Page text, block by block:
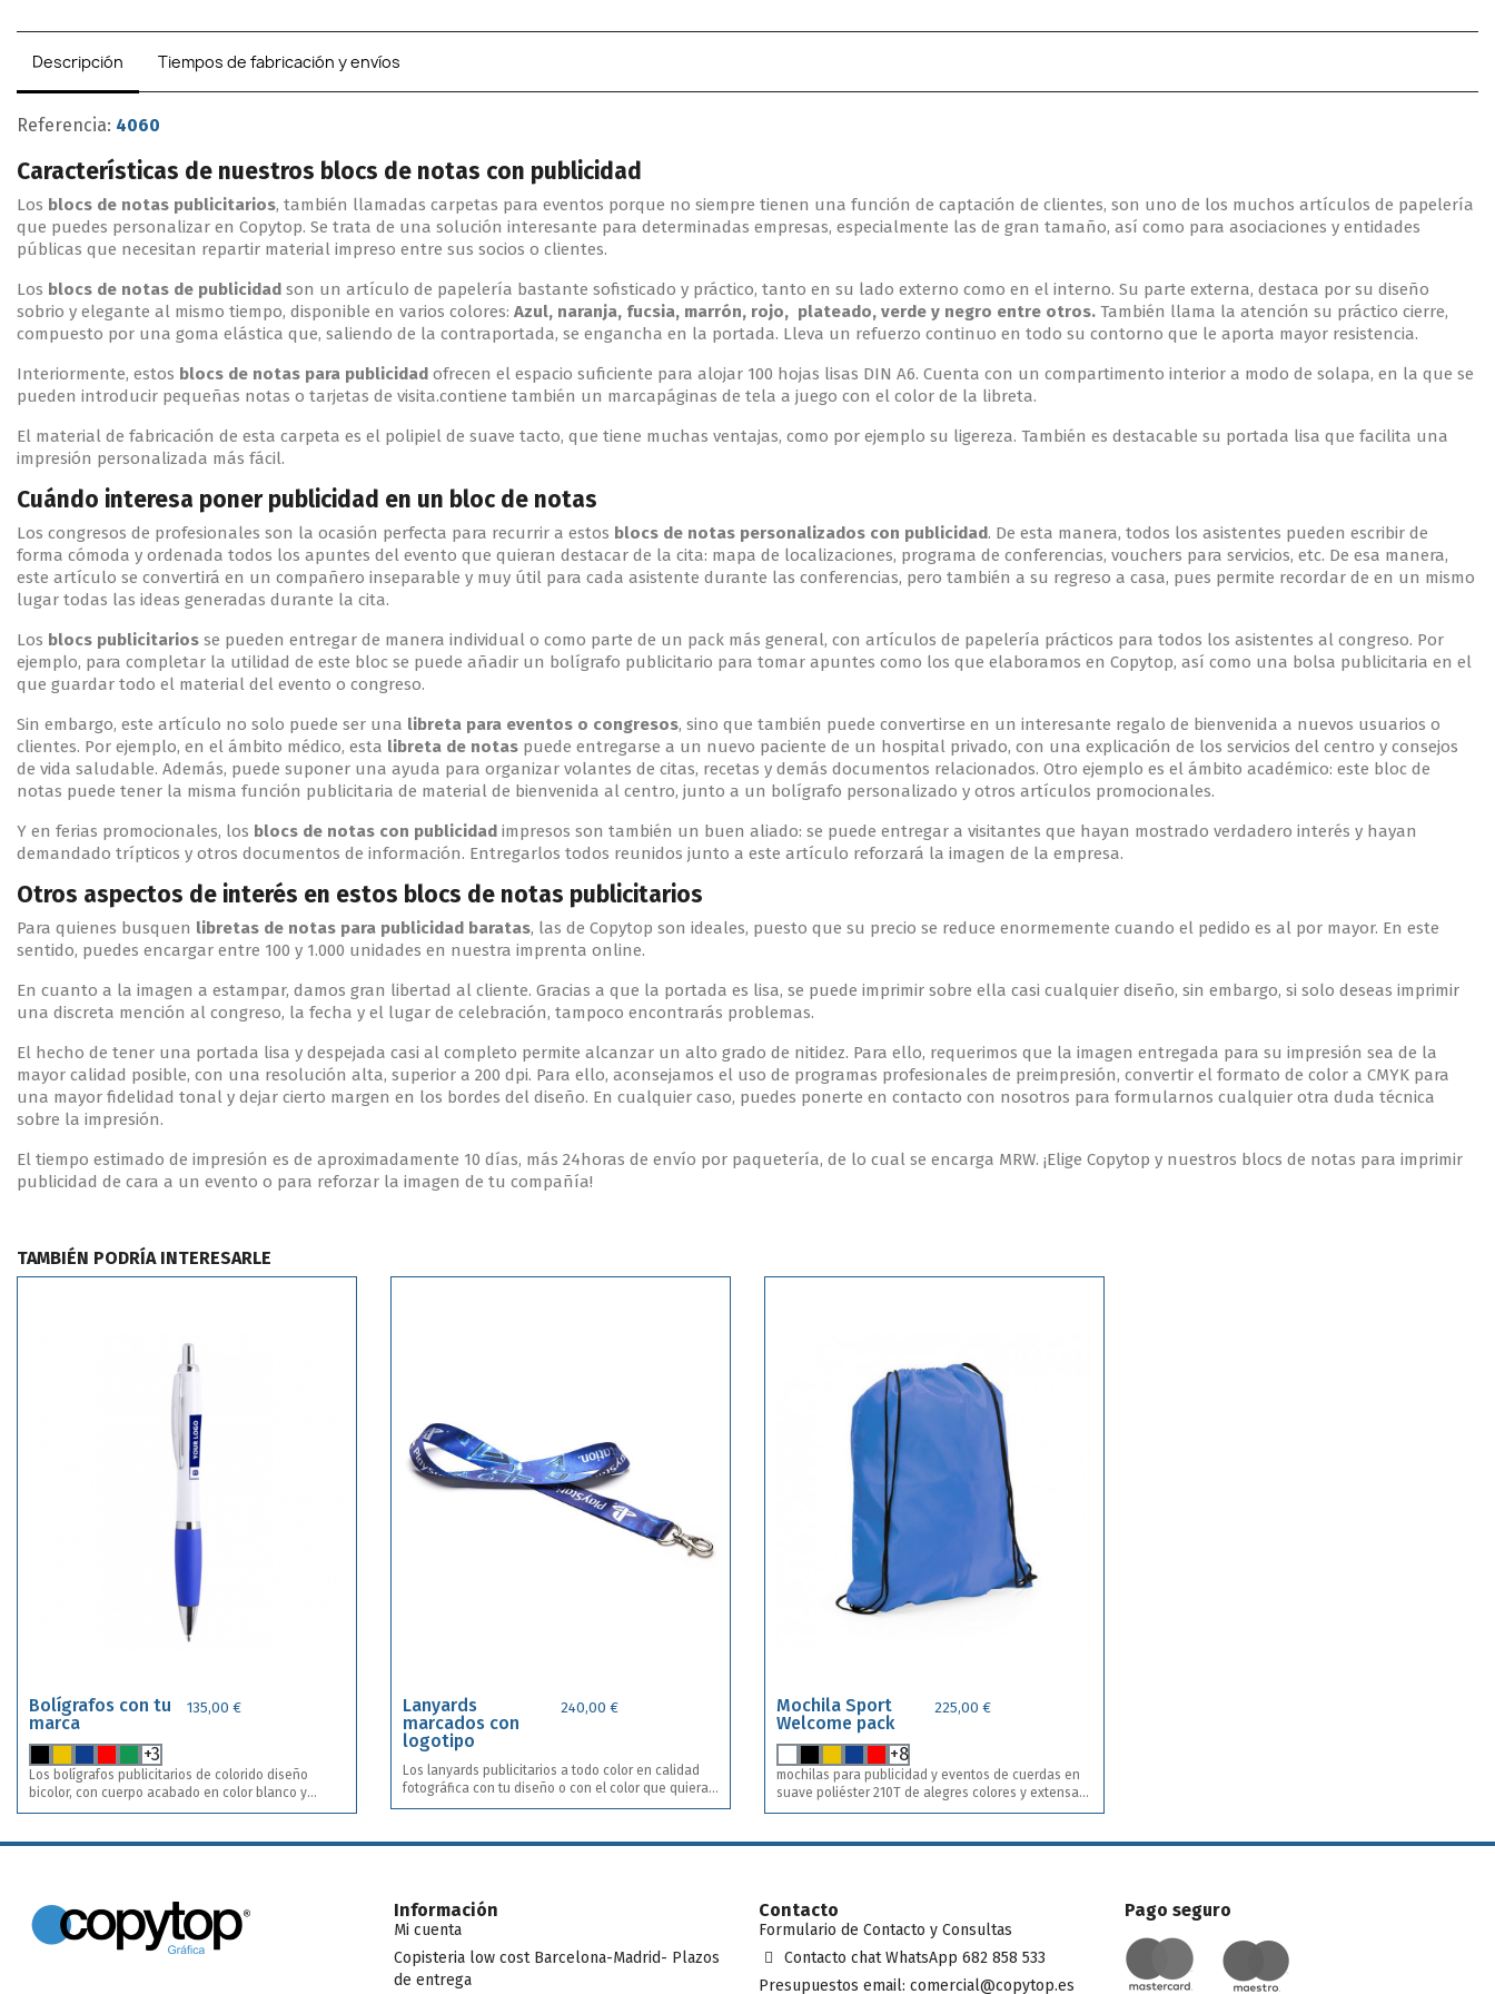
Descripción Tiempos de fabricación y envíos
Referencia: 4060
Características de nuestros blocs de notas con publicidad
Los blocs de notas publicitarios, también llamadas carpetas para eventos porque no siempre tienen una función de captación de clientes, son uno de los muchos artículos de papelería
que puedes personalizar en Copytop. Se trata de una solución interesante para determinadas empresas, especialmente las de gran tamaño, así como para asociaciones y entidades
públicas que necesitan repartir material impreso entre sus socios o clientes.
Los blocs de notas de publicidad son un artículo de papelería bastante sofisticado y práctico, tanto en su lado externo como en el interno. Su parte externa, destaca por su diseño
sobrio y elegante al mismo tiempo, disponible en varios colores: Azul, naranja, fucsia, marrón, rojo, plateado, verde y negro entre otros. También llama la atención su práctico cierre,
compuesto por una goma elástica que, saliendo de la contraportada, se engancha en la portada. Lleva un refuerzo continuo en todo su contorno que le aporta mayor resistencia.
Interiormente, estos blocs de notas para publicidad ofrecen el espacio suficiente para alojar 100 hojas lisas DIN A6. Cuenta con un compartimento interior a modo de solapa, en la que se
pueden introducir pequeñas notas o tarjetas de visita.contiene también un marcapáginas de tela a juego con el color de la libreta.
El material de fabricación de esta carpeta es el polipiel de suave tacto, que tiene muchas ventajas, como por ejemplo su ligereza. También es destacable su portada lisa que facilita una
impresión personalizada más fácil.
Cuándo interesa poner publicidad en un bloc de notas
Los congresos de profesionales son la ocasión perfecta para recurrir a estos blocs de notas personalizados con publicidad. De esta manera, todos los asistentes pueden escribir de
forma cómoda y ordenada todos los apuntes del evento que quieran destacar de la cita: mapa de localizaciones, programa de conferencias, vouchers para servicios, etc. De esa manera,
este artículo se convertirá en un compañero inseparable y muy útil para cada asistente durante las conferencias, pero también a su regreso a casa, pues permite recordar de en un mismo
lugar todas las ideas generadas durante la cita.
Los blocs publicitarios se pueden entregar de manera individual o como parte de un pack más general, con artículos de papelería prácticos para todos los asistentes al congreso. Por
ejemplo, para completar la utilidad de este bloc se puede añadir un bolígrafo publicitario para tomar apuntes como los que elaboramos en Copytop, así como una bolsa publicitaria en el
que guardar todo el material del evento o congreso.
Sin embargo, este artículo no solo puede ser una libreta para eventos o congresos, sino que también puede convertirse en un interesante regalo de bienvenida a nuevos usuarios o
clientes. Por ejemplo, en el ámbito médico, esta libreta de notas puede entregarse a un nuevo paciente de un hospital privado, con una explicación de los servicios del centro y consejos
de vida saludable. Además, puede suponer una ayuda para organizar volantes de citas, recetas y demás documentos relacionados. Otro ejemplo es el ámbito académico: este bloc de
notas puede tener la misma función publicitaria de material de bienvenida al centro, junto a un bolígrafo personalizado y otros artículos promocionales.
Y en ferias promocionales, los blocs de notas con publicidad impresos son también un buen aliado: se puede entregar a visitantes que hayan mostrado verdadero interés y hayan
demandado trípticos y otros documentos de información. Entregarlos todos reunidos junto a este artículo reforzará la imagen de la empresa.
Otros aspectos de interés en estos blocs de notas publicitarios
Para quienes busquen libretas de notas para publicidad baratas, las de Copytop son ideales, puesto que su precio se reduce enormemente cuando el pedido es al por mayor. En este
sentido, puedes encargar entre 100 y 1.000 unidades en nuestra imprenta online.
En cuanto a la imagen a estampar, damos gran libertad al cliente. Gracias a que la portada es lisa, se puede imprimir sobre ella casi cualquier diseño, sin embargo, si solo deseas imprimir
una discreta mención al congreso, la fecha y el lugar de celebración, tampoco encontrarás problemas.
El hecho de tener una portada lisa y despejada casi al completo permite alcanzar un alto grado de nitidez. Para ello, requerimos que la imagen entregada para su impresión sea de la
mayor calidad posible, con una resolución alta, superior a 200 dpi. Para ello, aconsejamos el uso de programas profesionales de preimpresión, convertir el formato de color a CMYK para
una mayor fidelidad tonal y dejar cierto margen en los bordes del diseño. En cualquier caso, puedes ponerte en contacto con nosotros para formularnos cualquier otra duda técnica
sobre la impresión.
El tiempo estimado de impresión es de aproximadamente 10 días, más 24horas de envío por paquetería, de lo cual se encarga MRW. ¡Elige Copytop y nuestros blocs de notas para imprimir
publicidad de cara a un evento o para reforzar la imagen de tu compañía!
TAMBIÉN PODRÍA INTERESARLE
Bolígrafos con tu
marca
135,00 €
+3
Los bolígrafos publicitarios de colorido diseño
bicolor, con cuerpo acabado en color blanco y
empuñadura en variada gama de llamativos colores.
metálico y tinta azul. Incluye impresión a una tinta y
para un mismo diseño de marcaje.
Lanyards
marcados con
logotipo
240,00 €
Los lanyards publicitarios a todo color en calidad
fotográfica con tu diseño o con el color que quieras
tus lanyards. Incluye impresión en las dos tiras.
mosquetón metálico.
Mochila Sport
Welcome pack
225,00 €
+8
mochilas para publicidad y eventos de cuerdas en
suave poliéster 210T de alegres colores y extensa
gama de colores. Con cuerdas autocierre en color
de polipiel a juego. Incluye impresión a una tinta a y
Información
Mi cuenta
Copisteria low cost Barcelona-Madrid- Plazos
de entrega
Contacto
Formulario de Contacto y Consultas
Contacto chat WhatsApp 682 858 533
Presupuestos email: comercial@copytop.es
Pago seguro